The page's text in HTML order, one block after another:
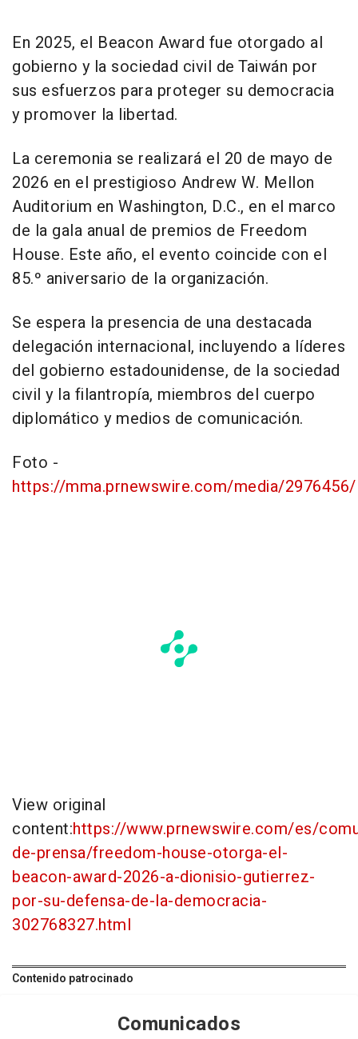
En 2025, el Beacon Award fue otorgado al
gobierno y la sociedad civil de Taiwán por
sus esfuerzos para proteger su democracia
y promover la libertad.
La ceremonia se realizará el 20 de mayo de
2026 en el prestigioso Andrew W. Mellon
Auditorium en Washington, D.C., en el marco
de la gala anual de premios de Freedom
House. Este año, el evento coincide con el
85.º aniversario de la organización.
Se espera la presencia de una destacada
delegación internacional, incluyendo a líderes
del gobierno estadounidense, de la sociedad
civil y la filantropía, miembros del cuerpo
diplomático y medios de comunicación.
Foto -
https://mma.prnewswire.com/media/
View original
content:https://www.prnewswire.com/es/
de-prensa/freedom-house-otorga-el-
beacon-award-2026-a-dionisio-gutierrez-
por-su-defensa-de-la-democracia-
302768327.html
Contenido patrocinado
Comunicados